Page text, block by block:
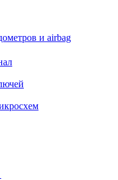
и airbag